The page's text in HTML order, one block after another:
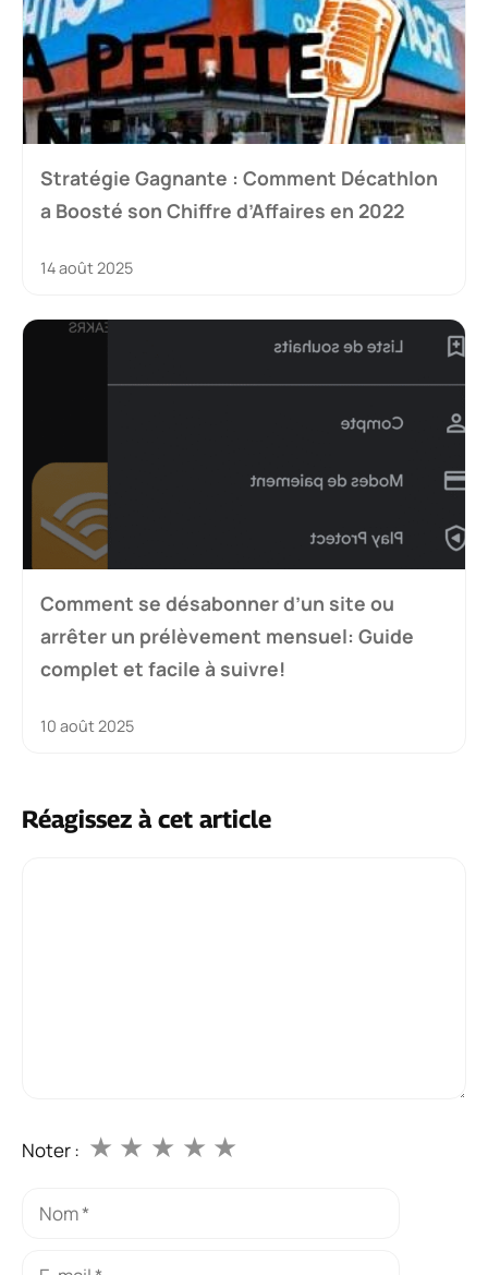
Stratégie Gagnante : Comment Décathlon
a Boosté son Chiffre d’Affaires en 2022
14 août 2025
Comment se désabonner d’un site ou
arrêter un prélèvement mensuel: Guide
complet et facile à suivre!
10 août 2025
Réagissez à cet article
Noter : ★
★
★
★
★
Nom